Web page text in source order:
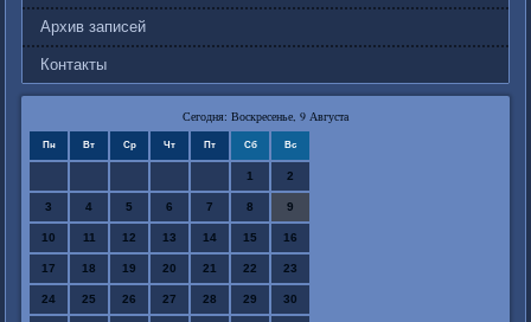
Архив записей
Контакты
Сегодня: Воскресенье, 9 Августа
Пн Вт Ср Чт Пт Сб Вс
1 2
3 4 5 6 7 8 9
10 11 12 13 14 15 16
17 18 19 20 21 22 23
24 25 26 27 28 29 30